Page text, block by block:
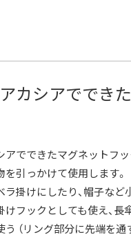
カシアででき
アでできたマグネットフッ
を引っかけて使用します。
掛けにしたり、帽子など
けフックとしても使え、
（リング部分に先端を通